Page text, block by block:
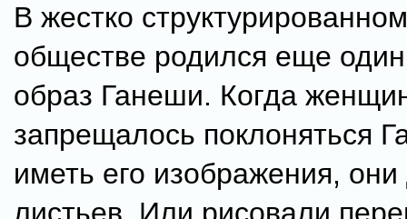
В жестко
обществе родился еще
образ Ганеши. Когда
запрещалось поклоняться
иметь его изображения,